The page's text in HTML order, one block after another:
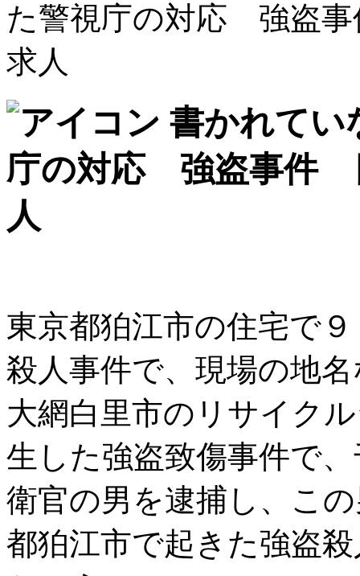
た警視庁の対応 強盗
求人
書かれてい
庁の対応 強盗事件
人
東京都狛江市の住宅で
殺人事件で、現場の地
大網白里市のリサイク
生した強盗致傷事件で
衛官の男を逮捕し、こ
都狛江市で起きた強盗